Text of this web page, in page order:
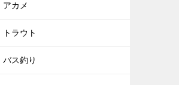
アカメ
トラウト
バス釣り